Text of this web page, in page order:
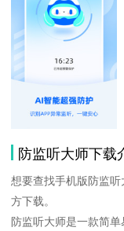
防监听大师下载
想要查找手机版防监
方下载。
防监听大师是一款简